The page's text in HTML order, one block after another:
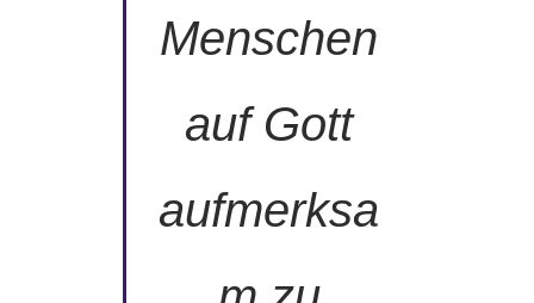
Menschen
auf Gott
aufmerksa